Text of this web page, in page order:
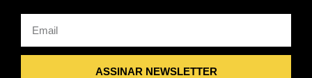
ASSINAR NEWSLETTER